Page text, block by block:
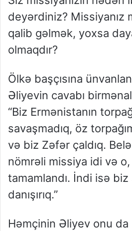
deyərdiniz? Missiyanız
qalib gəlmək, yoxsa
olmaqdır?
Ölkə başçısına
Əliyevin cavabı
“Biz Ermənistanın
savaşmadıq, öz
və biz Zəfər çaldıq.
nömrəli missiya idi və o,
tamamlandı. İndi isə biz
danışırıq.”
Həmçinin Əliyev onu